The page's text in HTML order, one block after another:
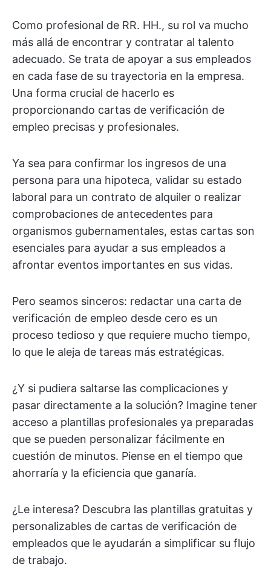
Como profesional de RR. HH., su rol va mucho
más allá de encontrar y contratar al talento
adecuado. Se trata de apoyar a sus empleados
en cada fase de su trayectoria en la empresa.
Una forma crucial de hacerlo es
proporcionando cartas de verificación de
empleo precisas y profesionales.
Ya sea para confirmar los ingresos de una
persona para una hipoteca, validar su estado
laboral para un contrato de alquiler o realizar
comprobaciones de antecedentes para
organismos gubernamentales, estas cartas son
esenciales para ayudar a sus empleados a
afrontar eventos importantes en sus vidas.
Pero seamos sinceros: redactar una carta de
verificación de empleo desde cero es un
proceso tedioso y que requiere mucho tiempo,
lo que le aleja de tareas más estratégicas.
¿Y si pudiera saltarse las complicaciones y
pasar directamente a la solución? Imagine tener
acceso a plantillas profesionales ya preparadas
que se pueden personalizar fácilmente en
cuestión de minutos. Piense en el tiempo que
ahorraría y la eficiencia que ganaría.
¿Le interesa? Descubra las plantillas gratuitas y
personalizables de cartas de verificación de
empleados que le ayudarán a simplificar su flujo
de trabajo.